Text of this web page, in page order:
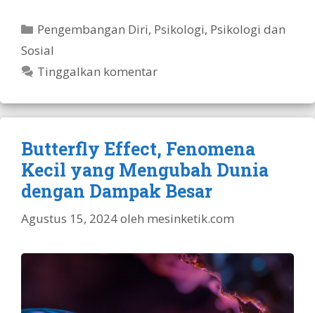
Kategori
Pengembangan Diri, Psikologi, Psikologi dan
Sosial
Tinggalkan komentar
Butterfly Effect, Fenomena
Kecil yang Mengubah Dunia
dengan Dampak Besar
Agustus 15, 2024oleh mesinketik.com